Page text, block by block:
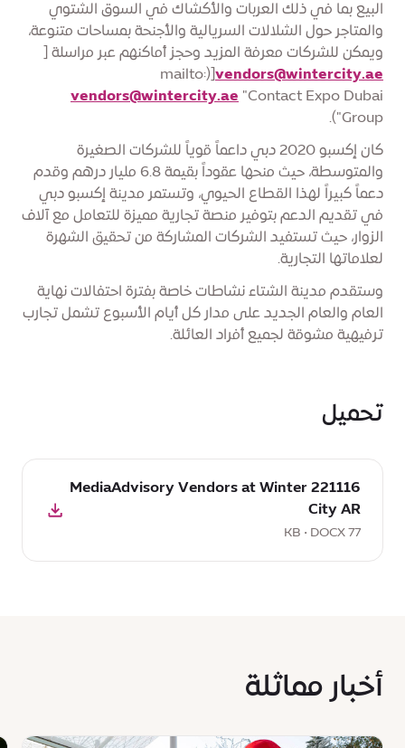
البيع بما في ذلك العربات والأكشاك في السوق الشتوي
والمتاجر حول الشلالات السريالية والأجنحة بمساحات متنوعة،
ويمكن للشركات معرفة المزيد وحجز أماكنهم عبر مراسلة [
vendors@wintercity.ae
[(mailto:
vendors@wintercity.ae "Contact Expo Dubai
Group").
كان إكسبو 2020 دبي داعماً قوياً للشركات الصغيرة
والمتوسطة، حيث منحها عقوداً بقيمة 6.8 مليار درهم وقدم
دعماً كبيراً لهذا القطاع الحيوي، وتستمر مدينة إكسبو دبي
في تقديم الدعم بتوفير منصة تجارية مميزة للتعامل مع آلاف
الزوار، حيث تستفيد الشركات المشاركة من تحقيق الشهرة
لعلاماتها التجارية.
وستقدم مدينة الشتاء نشاطات خاصة بفترة احتفالات نهاية
العام والعام الجديد على مدار كل أيام الأسبوع تشمل تجارب
ترفيهية مشوقة لجميع أفراد العائلة.
تحميل
تحميل
DOCX:
221116
MediaAdvisory
Vendors
KB
221116 MediaAdvisory Vendors at Winter
City AR
77 KB • DOCX
أخبار مماثلة